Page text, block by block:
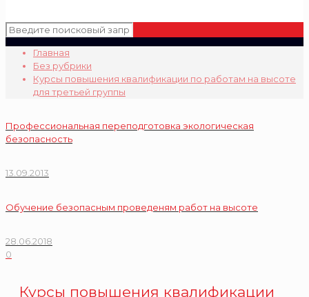
Главная
Без рубрики
Курсы повышения квалификации по работам на высоте
для третьей группы
Профессиональная переподготовка экологическая
безопасность
13.09.2013
Обучение безопасным проведеням работ на высоте
28.06.2018
0
Курсы повышения квалификации